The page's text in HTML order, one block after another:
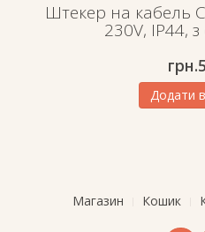
Штекер на кабель
230V, IP44,
грн.
Додати
Магазин Кошик